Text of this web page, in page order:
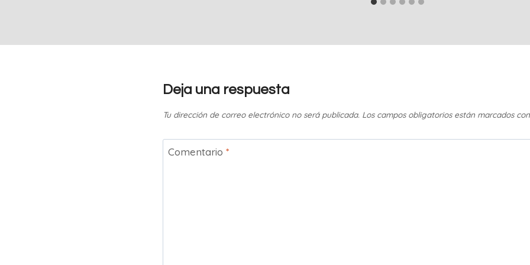
Deja una respuesta
Tu dirección de correo electrónico no será publicada. Los campos obligatorios están marcados
Comentario *